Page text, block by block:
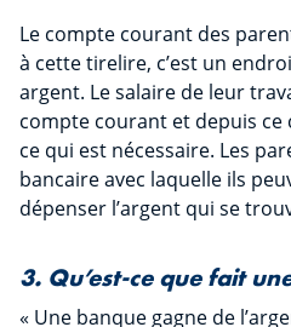
Le compte courant des
à cette tirelire, c’est un
argent. Le salaire de leur
compte courant et depuis
ce qui est nécessaire. Les
bancaire avec laquelle ils
dépenser l’argent qui se
3. Qu’est-ce que fait
« Une banque gagne de